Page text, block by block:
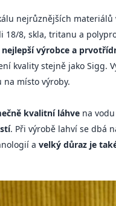
nejrůznějších materiálů
18/8, skla, tritanu a
výrobce a
kvality stejně jako Sigg.
místo výroby.
kvalitní láhve na vodu
. Při výrobě lahví se dbá
a velký důraz je